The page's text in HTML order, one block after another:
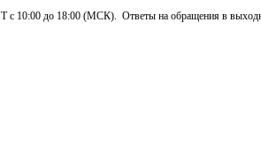
до 18:00 (МСК). Ответы на обращения в